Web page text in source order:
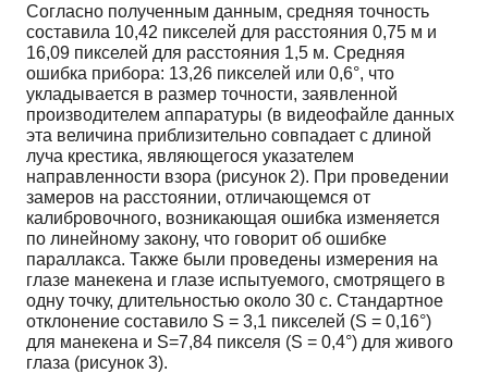
Согласно полученным данным, средняя точность
составила 10,42 пикселей для расстояния 0,75 м и
16,09 пикселей для расстояния 1,5 м. Средняя
ошибка прибора: 13,26 пикселей или 0,6°, что
укладывается в размер точности, заявленной
производителем аппаратуры (в видеофайле данных
эта величина приблизительно совпадает с длиной
луча крестика, являющегося указателем
направленности взора (рисунок 2). При проведении
замеров на расстоянии, отличающемся от
калибровочного, возникающая ошибка изменяется
по линейному закону, что говорит об ошибке
параллакса. Также были проведены измерения на
глазе манекена и глазе испытуемого, смотрящего в
одну точку, длительностью около 30 с. Стандартное
отклонение составило S = 3,1 пикселей (S = 0,16°)
для манекена и S=7,84 пикселя (S = 0,4°) для живого
глаза (рисунок 3).